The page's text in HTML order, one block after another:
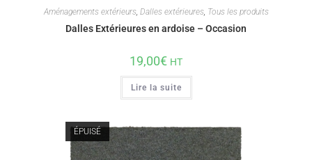
Aménagements extérieurs, Dalles extérieures, Tous les produits
Dalles Extérieures en ardoise – Occasion
19,00€ HT
Lire la suite
ÉPUISÉ